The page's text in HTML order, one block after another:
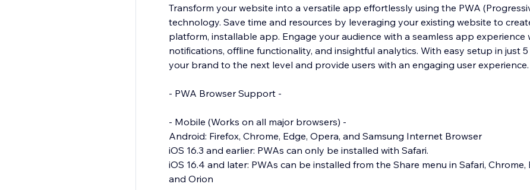
Transform your website into a versatile app effortlessly using the PWA
technology. Save time and resources by leveraging your existing website to
platform, installable app. Engage your audience with a seamless app experience
notifications, offline functionality, and insightful analytics. With easy setup in just 5
your brand to the next level and provide users with an engaging user experience.
- PWA Browser Support -
- Mobile (Works on all major browsers) -
Android: Firefox, Chrome, Edge, Opera, and Samsung Internet Browser
iOS 16.3 and earlier: PWAs can only be installed with Safari.
iOS 16.4 and later: PWAs can be installed from the Share menu in Safari, Chrome,
and Orion